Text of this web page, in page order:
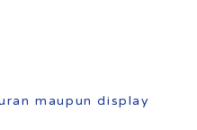
maupun display